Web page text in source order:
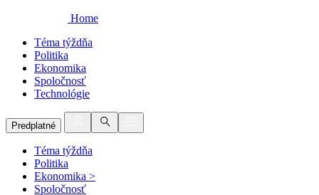
Home
Téma týždňa
Politika
Ekonomika
Spoločnosť
Technológie
Predplatné
Téma týždňa
Politika
Ekonomika >
Spoločnosť